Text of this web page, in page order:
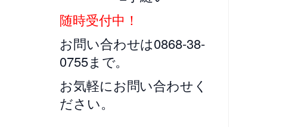
随時受付中！
お問い合わせは0868-38-
0755まで。
お気軽にお問い合わせく
ださい。